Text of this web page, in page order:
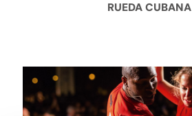
RUEDA CUBANA